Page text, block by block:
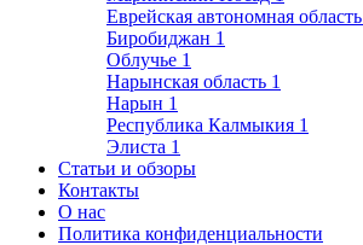
Еврейская автономная область
Биробиджан 1
Облучье 1
Нарынская область 1
Нарын 1
Республика Калмыкия 1
Элиста 1
Статьи и обзоры
Контакты
О нас
Политика конфиденциальности